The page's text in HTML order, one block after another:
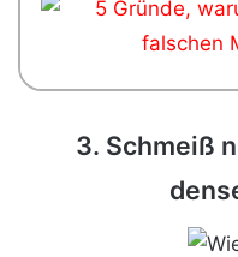
3. Schmeiß